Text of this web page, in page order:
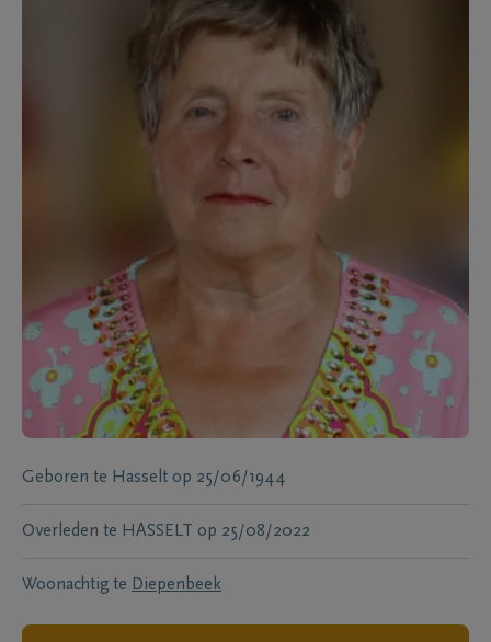
Geboren te Hasselt op 25/06/1944
Overleden te HASSELT op 25/08/2022
Woonachtig te Diepenbeek